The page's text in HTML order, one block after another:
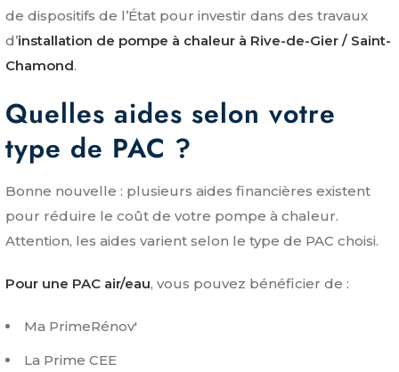
de dispositifs de l’État pour investir dans des travaux
d’installation de pompe à chaleur à Rive-de-Gier / Saint-
Chamond.
Quelles aides selon votre
type de PAC ?
Bonne nouvelle : plusieurs aides financières existent
pour réduire le coût de votre pompe à chaleur.
Attention, les aides varient selon le type de PAC choisi.
Pour une PAC air/eau, vous pouvez bénéficier de :
Ma PrimeRénov'
La Prime CEE